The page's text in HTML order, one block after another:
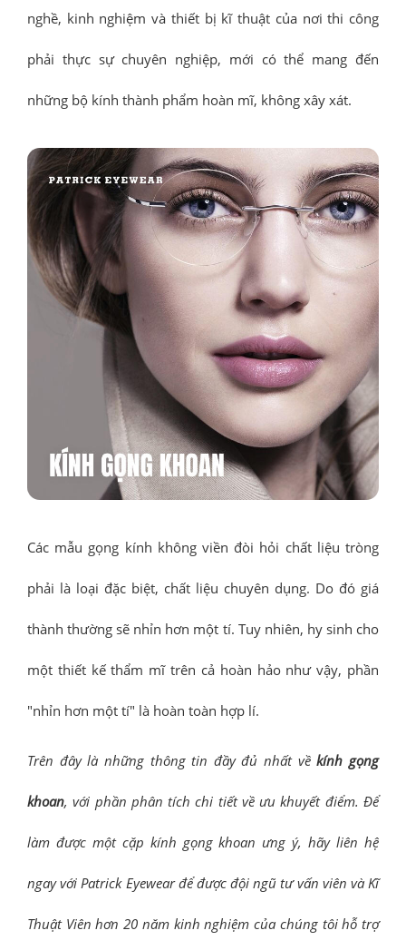
nghề, kinh nghiệm và thiết bị kĩ thuật của nơi thi công
phải thực sự chuyên nghiệp, mới có thể mang đến
những bộ kính thành phẩm hoàn mĩ, không xây xát.
Các mẫu gọng kính không viền đòi hỏi chất liệu tròng
phải là loại đặc biệt, chất liệu chuyên dụng. Do đó giá
thành thường sẽ nhỉn hơn một tí. Tuy nhiên, hy sinh cho
một thiết kế thẩm mĩ trên cả hoàn hảo như vậy, phần
"nhỉn hơn một tí" là hoàn toàn hợp lí.
Trên đây là những thông tin đầy đủ nhất vềkính gọng
khoan, với phần phân tích chi tiết về ưu khuyết điểm. Để
làm được một cặp kính gọng khoan ưng ý, hãy liên hệ
ngay với Patrick Eyewear để được đội ngũ tư vấn viên và Kĩ
Thuật Viên hơn 20 năm kinh nghiệm của chúng tôi hỗ trợ